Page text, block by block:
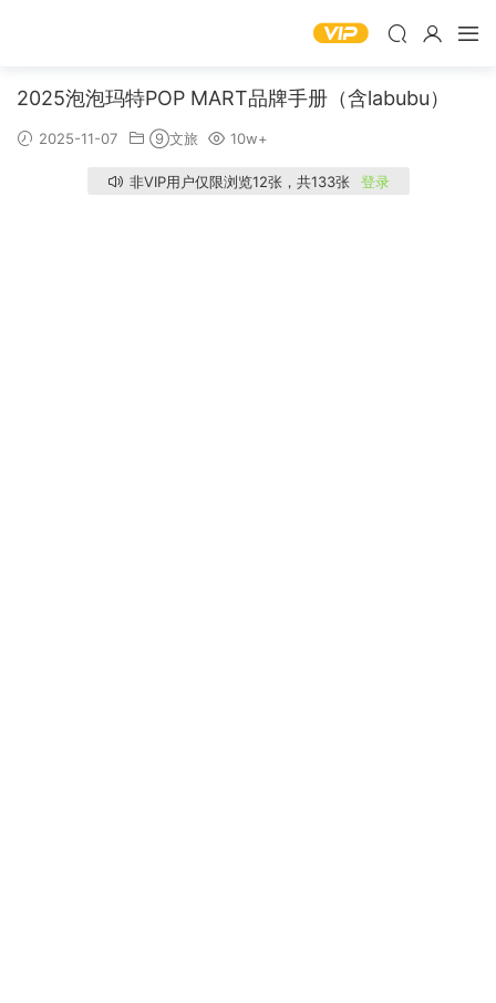
2025泡泡玛特POP MART品牌手册（含labubu）
2025-11-07 ⑨文旅 10w+
非VIP用户仅限浏览12张，共133张 登录